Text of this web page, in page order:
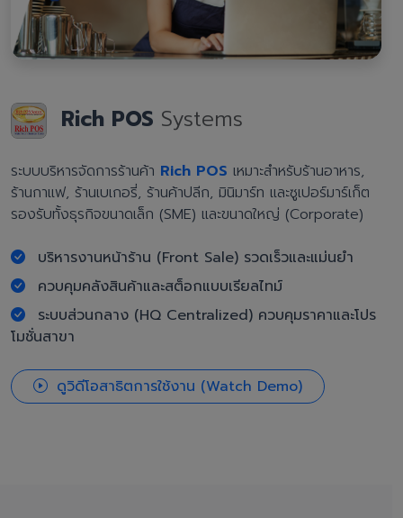
Rich POS Systems
ระบบบริหารจัดการร้านค้า Rich POS เหมาะสำหรับร้านอาหาร,
ร้านกาแฟ, ร้านเบเกอรี่, ร้านค้าปลีก, มินิมาร์ท และซูเปอร์มาร์เก็ต
รองรับทั้งธุรกิจขนาดเล็ก (SME) และขนาดใหญ่ (Corporate)
บริหารงานหน้าร้าน (Front Sale) รวดเร็วและแม่นยำ
ควบคุมคลังสินค้าและสต็อกแบบเรียลไทม์
ระบบส่วนกลาง (HQ Centralized) ควบคุมราคาและโปร
โมชั่นสาขา
ดูวิดีโอสาธิตการใช้งาน (Watch Demo)